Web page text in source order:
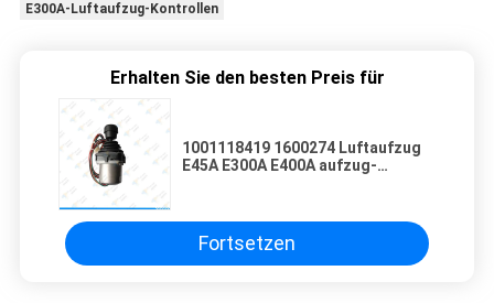
E300A-Luftaufzug-Kontrollen
Erhalten Sie den besten Preis für
1001118419 1600274 Luftaufzug
E45A E300A E400A aufzug-
Fortsetzen